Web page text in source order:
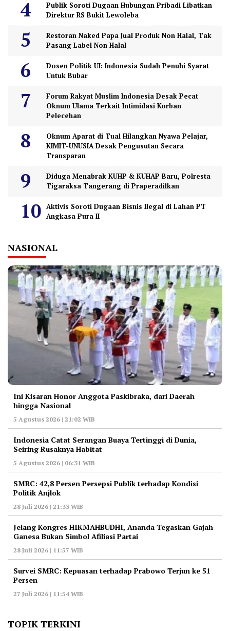
Publik Soroti Dugaan Hubungan Pribadi Libatkan
Direktur RS Bukit Lewoleba
Restoran Naked Papa Jual Produk Non Halal, Tak
Pasang Label Non Halal
Dosen Politik UI: Indonesia Sudah Penuhi Syarat
Untuk Bubar
Forum Rakyat Muslim Indonesia Desak Pecat
Oknum Ulama Terkait Intimidasi Korban
Pelecehan
Oknum Aparat di Tual Hilangkan Nyawa Pelajar,
KIMIT-UNUSIA Desak Pengusutan Secara
Transparan
Diduga Menabrak KUHP & KUHAP Baru, Polresta
Tigaraksa Tangerang di Praperadilkan
Aktivis Soroti Dugaan Bisnis Ilegal di Lahan PT
Angkasa Pura II
NASIONAL
Ini Kisaran Honor Anggota Paskibraka, dari Daerah
hingga Nasional
5 Agustus 2026 | 21:02 WIB
Indonesia Catat Serangan Buaya Tertinggi di Dunia,
Seiring Rusaknya Habitat
5 Agustus 2026 | 06:31 WIB
‎SMRC: 42,8 Persen Persepsi Publik terhadap Kondisi
Politik Anjlok
28 Juli 2026 | 21:33 WIB
‎Jelang Kongres HIKMAHBUDHI, Ananda Tegaskan Gajah
Ganesa Bukan Simbol Afiliasi Partai
28 Juli 2026 | 11:57 WIB
‎Survei SMRC: Kepuasan terhadap Prabowo Terjun ke 51
Persen
27 Juli 2026 | 11:54 WIB
TOPIK TERKINI